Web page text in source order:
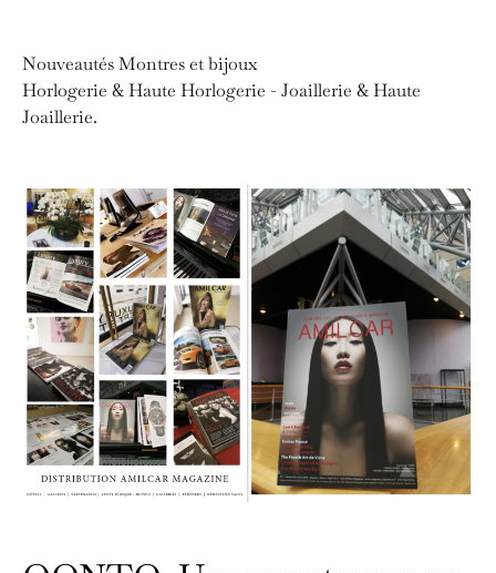
Nouveautés Montres et bijoux
Horlogerie & Haute Horlogerie - Joaillerie & Haute
Joaillerie.